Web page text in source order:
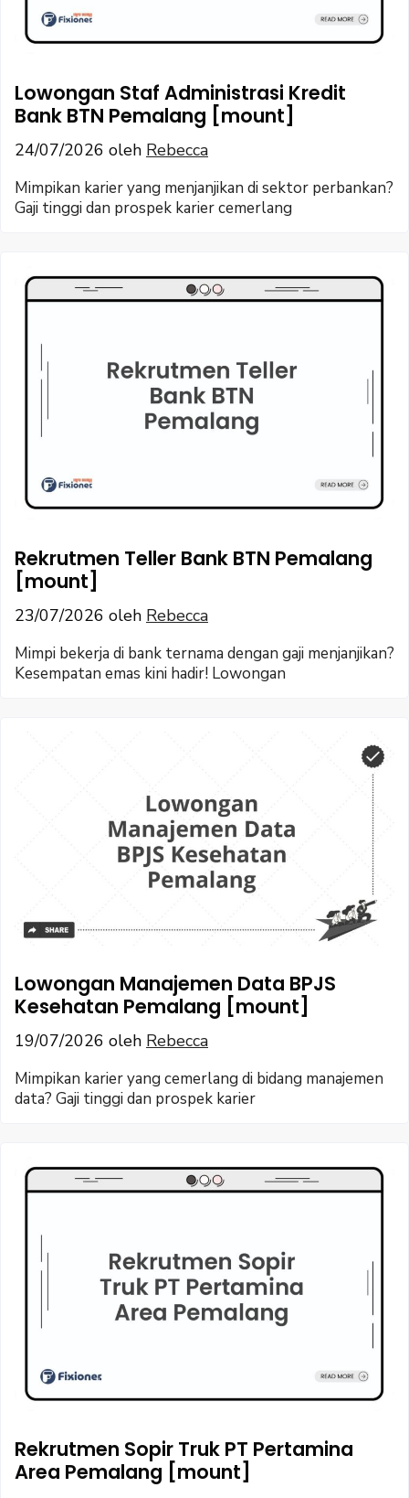
Lowongan Staf Administrasi Kredit
Bank BTN Pemalang [mount]
24/07/2026 oleh Rebecca
Mimpikan karier yang menjanjikan di sektor perbankan?
Gaji tinggi dan prospek karier cemerlang
Rekrutmen Teller Bank BTN Pemalang
[mount]
23/07/2026 oleh Rebecca
Mimpi bekerja di bank ternama dengan gaji menjanjikan?
Kesempatan emas kini hadir! Lowongan
Lowongan Manajemen Data BPJS
Kesehatan Pemalang [mount]
19/07/2026 oleh Rebecca
Mimpikan karier yang cemerlang di bidang manajemen
data? Gaji tinggi dan prospek karier
Rekrutmen Sopir Truk PT Pertamina
Area Pemalang [mount]